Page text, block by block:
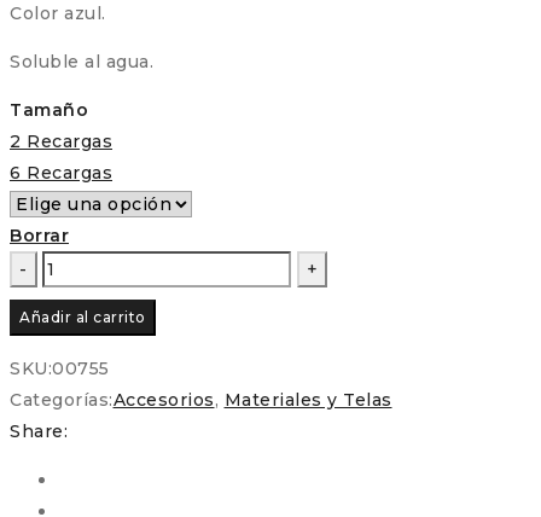
Color azul.
Soluble al agua.
Tamaño
2 Recargas
6 Recargas
Borrar
Sewline
RECAMBIO
Barra
de
pegamento
cantidad
Añadir al carrito
SKU:00755
Categorías:Accesorios, Materiales y Telas
Share: